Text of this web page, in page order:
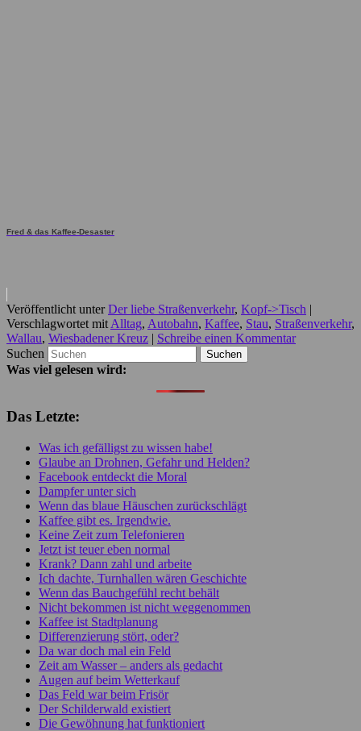
Fred & das Kaffee-Desaster
Veröffentlicht unter Der liebe Straßenverkehr, Kopf->Tisch |
Verschlagwortet mit Alltag, Autobahn, Kaffee, Stau, Straßenverkehr,
Wallau, Wiesbadener Kreuz | Schreibe einen Kommentar
Suchen
Was viel gelesen wird:
Das Letzte:
Was ich gefälligst zu wissen habe!
Glaube an Drohnen, Gefahr und Helden?
Facebook entdeckt die Moral
Dampfer unter sich
Wenn das blaue Häuschen zurückschlägt
Kaffee gibt es. Irgendwie.
Keine Zeit zum Telefonieren
Jetzt ist teuer eben normal
Krank? Dann zahl und arbeite
Ich dachte, Turnhallen wären Geschichte
Wenn das Bauchgefühl recht behält
Nicht bekommen ist nicht weggenommen
Kaffee ist Stadtplanung
Differenzierung stört, oder?
Da war doch mal ein Feld
Zeit am Wasser – anders als gedacht
Augen auf beim Wetterkauf
Das Feld war beim Frisör
Der Schilderwald existiert
Die Gewöhnung hat funktioniert